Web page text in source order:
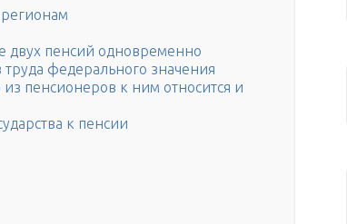
регионам
двух пенсий одновременно
труда федерального значения
пенсионеров к ним относится и
к пенсии